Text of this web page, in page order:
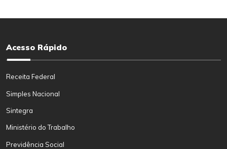
Acesso Rápido
Receita Federal
Simples Nacional
Sintegra
Ministério do Trabalho
Previdência Social